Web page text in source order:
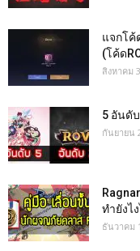
แจกโค้
(โค้ด
สิงหาคม
5 อันดั
กันยายน
ทำยังไ
ธันวาคม